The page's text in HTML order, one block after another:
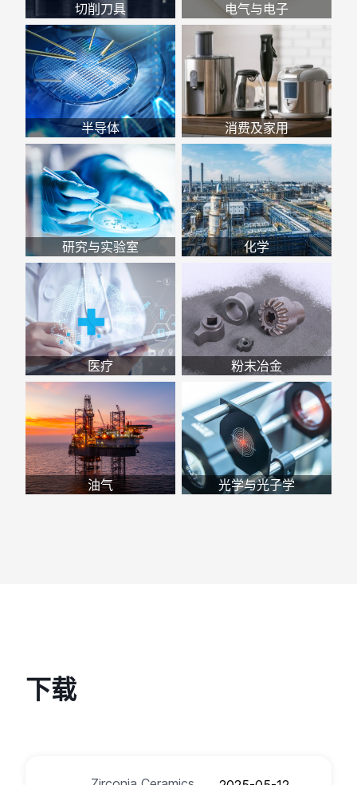
切削刀具 电气与电子
半导体 消费及家用
研究与实验室 化学
医疗 粉末冶金
油气 光学与光子学
下载